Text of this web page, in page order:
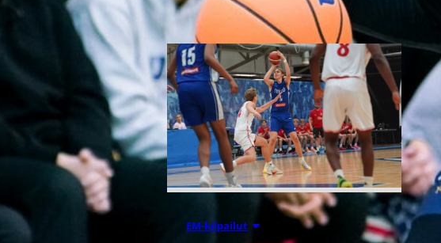
EM-kilpailut 05.08.2026 18:54